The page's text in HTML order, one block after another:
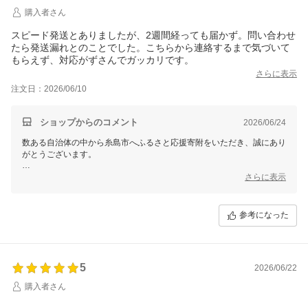
購入者さん
スピード発送とありましたが、2週間経っても届かず。問い合わせ
たら発送漏れとのことでした。こちらから連絡するまで気づいて
もらえず、対応がずさんでガッカリです。
さらに表示
注文日：2026/06/10
ショップからのコメント 2026/06/24
数ある自治体の中から糸島市へふるさと応援寄附をいただき、誠にあり
がとうございます。
この度は、配送期日を元にお申し込みいただいたにもかかわらず、お届
遅延の背景といたしましては、生産者が田植えの最盛期を迎えており、
たことは、ひとえに当窓口の不手際でございます。ご期待とご信頼を大
さらに表示
参考になった
5
2026/06/22
購入者さん